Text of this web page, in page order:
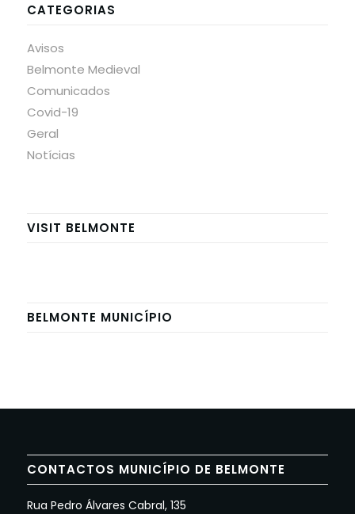
CATEGORIAS
Avisos
Belmonte Medieval
Comunicados
Covid-19
Geral
Notícias
VISIT BELMONTE
BELMONTE MUNICÍPIO
CONTACTOS MUNICÍPIO DE BELMONTE
Rua Pedro Álvares Cabral, 135